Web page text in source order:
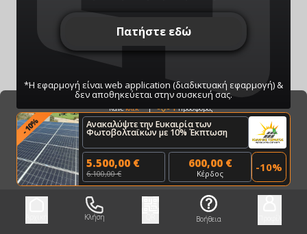
ΠΑΤΗΣΤΕ ΓΙΑ ΝΑ ΛΑΒΕΤΕ ΕΙΔΟΠΟΙΗΣΕΙΣ
ΜΑΣ
Μπορείτε να κάνετε ανά πάσα στιγμή σίγαση/
ενεργοποίηση μέσω του κουμπιού
Κάνεκλικ
Bazaar
1Προσφορές
-
10% Ανακαλύψτε την Ευκαιρία των
Φωτοβολταϊκών με 10% Έκπτωση
5.500,00 €
6.100,00 €
600,00 €
Κέρδος -10%
Κλήση Βοήθεια
Πατήστε εδώ
*Η εφαρμογή είναι web application (διαδικτυακή εφαρμογή) &
δεν αποθηκεύεται στην συσκευή σας.